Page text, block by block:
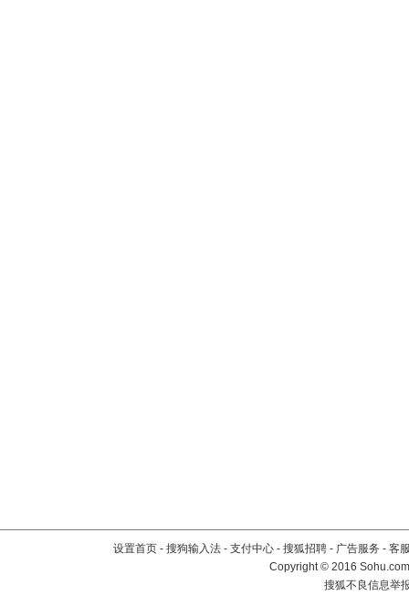
设置首页 - 搜狗输入法 - 支付中心 - 搜狐招聘 - 广告服务 - 客
Copyright©2016
搜狐不良信息举